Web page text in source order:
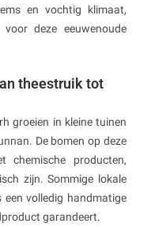
en vochtig klimaat,
deze eeuwenoude
theestruik tot
groeien in kleine tuinen
De bomen op deze
producten,
zijn. Sommige lokale
volledig handmatige
garandeert.